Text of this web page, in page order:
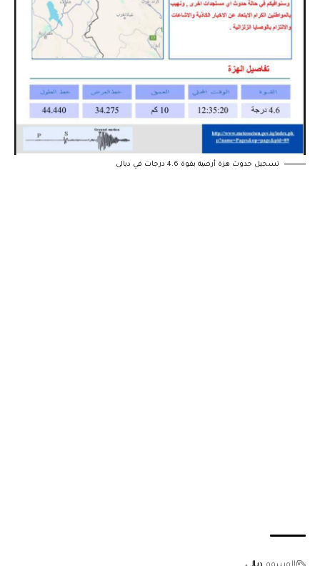
تسجيل حدوث هزة أرضية بقوة 4.6 درجات في ديالى